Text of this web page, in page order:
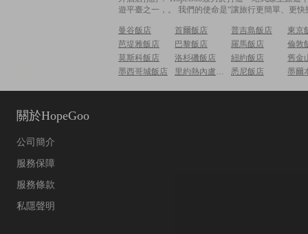
遊平臺之一，。 我們的使命是“讓旅行更簡單、更
曼谷飯店 首爾飯店 普吉島飯店
東京
芭堤雅飯店
巴黎飯店 羅馬飯店
倫敦
莫斯科飯店
洛杉磯飯店 紐約飯店
舊金
墨西哥城飯店
里約熱內盧飯店 悉尼飯店 墨爾
關於HopeGoo
公司簡介
服務保障
服務條款
私隱聲明